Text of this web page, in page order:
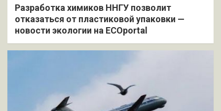
Разработка химиков ННГУ позволит
отказаться от пластиковой упаковки —
новости экологии на ECOportal